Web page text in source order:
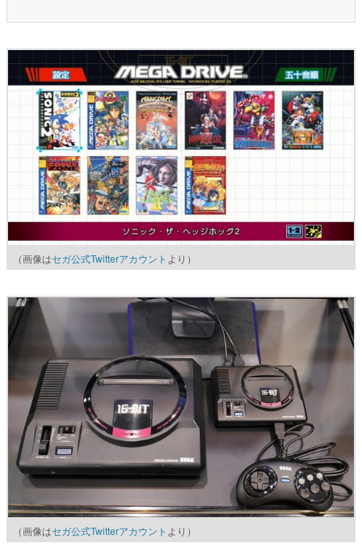
（画像はセガ公式Twitterアカウント より）
（画像はセガ公式Twitterアカウント より）